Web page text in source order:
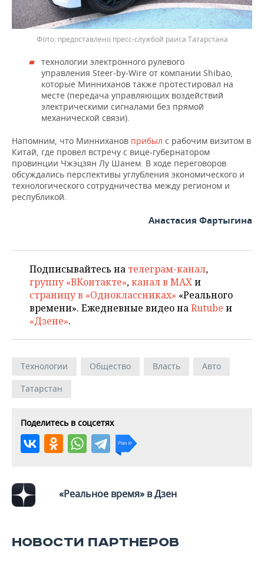
предоставлено пресс-службой раиса Татарстана
технологии электронного рулевого
управления Steer‑by‑Wire от компании Shibao,
которые Минниханов также протестировал на
месте (передача управляющих воздействий
электрическими сигналами без прямой
механической связи).
Напомним, что Минниханов прибыл с рабочим визитом в
Китай, где провел встречу с вице-губернатором
провинции Чжэцзян Лу Шанем. В ходе переговоров
обсуждались перспективы углубления экономического и
технологического сотрудничества между регионом и
республикой.
Анастасия Фартыгина
Подписывайтесь на телеграм-канал,
группу «ВКонтакте»,канал в MAXи
страницу в «Одноклассниках» «Реального
времени». Ежедневные видео наRutube и
«Дзене».
Технологии Общество Власть
Авто
Татарстан
Поделитесь в соцсетях
«Реальное время» в Дзен
НОВОСТИ ПАРТНЕРОВ